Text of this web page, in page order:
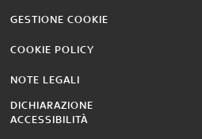
GESTIONE COOKIE
COOKIE POLICY
NOTE LEGALI
DICHIARAZIONE
ACCESSIBILITÀ